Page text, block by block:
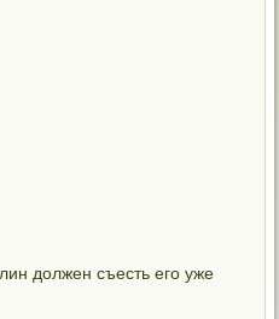
должен съесть его уже